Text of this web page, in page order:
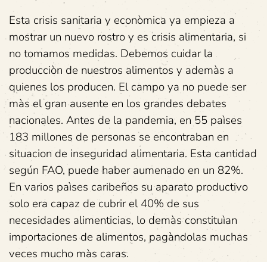
Esta crisis sanitaria y econòmica ya empieza a
mostrar un nuevo rostro y es crisis alimentaria, si
no tomamos medidas. Debemos cuidar la
producciòn de nuestros alimentos y ademàs a
quienes los producen. El campo ya no puede ser
màs el gran ausente en los grandes debates
nacionales. Antes de la pandemia, en 55 paìses
183 millones de personas se encontraban en
situacion de inseguridad alimentaria. Esta cantidad
según FAO, puede haber aumenado en un 82%.
En varios paìses caribeños su aparato productivo
solo era capaz de cubrir el 40% de sus
necesidades alimenticias, lo demàs constituìan
importaciones de alimentos, pagàndolas muchas
veces mucho màs caras.